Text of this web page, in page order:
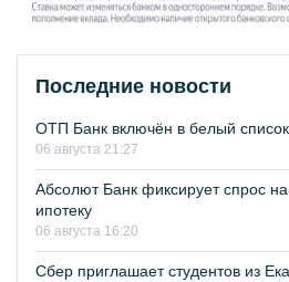
Последние новости
ОТП Банк включён в белый
06 августа 21:27
Абсолют Банк фиксирует спрос
ипотеку
06 августа 16:20
Сбер приглашает студентов из